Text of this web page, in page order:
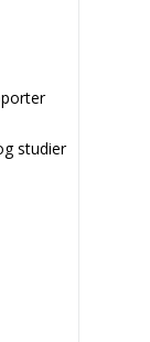
studier